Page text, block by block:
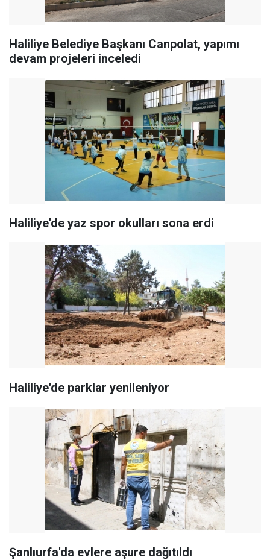
Haliliye Belediye Başkanı Canpolat, yapımı
devam projeleri inceledi
Haliliye'de yaz spor okulları sona erdi
Haliliye'de parklar yenileniyor
Şanlıurfa'da evlere aşure dağıtıldı